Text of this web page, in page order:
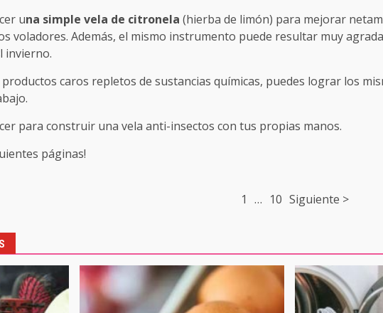
una simple vela de citronela (hierba de limón) para mejorar
voladores. Además, el mismo instrumento puede resultar muy
invierno.
caros repletos de sustancias químicas, puedes lograr los
para construir una vela anti-insectos con tus propias manos.
páginas!
1 … 10 Siguiente >